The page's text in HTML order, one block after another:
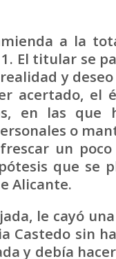
a la
El titular se
y deseo
acertado, el
en las que
o
un
que se
Alicante.
le cayó
Castedo sin
y debía